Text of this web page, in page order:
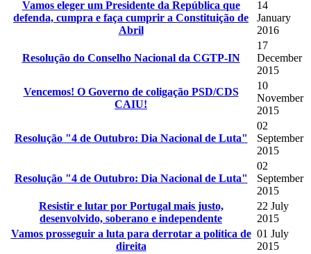
Vamos eleger um Presidente da República que
defenda, cumpra e faça cumprir a Constituição de
Abril
14
January
2016
Resolução do Conselho Nacional da CGTP-IN
17
December
2015
Vencemos! O Governo de coligação PSD/CDS
CAIU!
10
November
2015
Resolução "4 de Outubro: Dia Nacional de Luta"
02
September
2015
Resolução "4 de Outubro: Dia Nacional de Luta"
02
September
2015
Resistir e lutar por Portugal mais justo,
desenvolvido, soberano e independente
22 July
2015
Vamos prosseguir a luta para derrotar a política de
direita
01 July
2015